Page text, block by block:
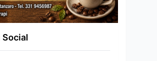
Social